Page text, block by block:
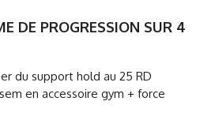
DE PROGRESSION SUR 4
du support hold au 25 RD
en accessoire gym + force